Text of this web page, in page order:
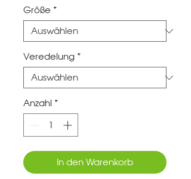
Größe *
Veredelung *
Anzahl *
In den Warenkorb